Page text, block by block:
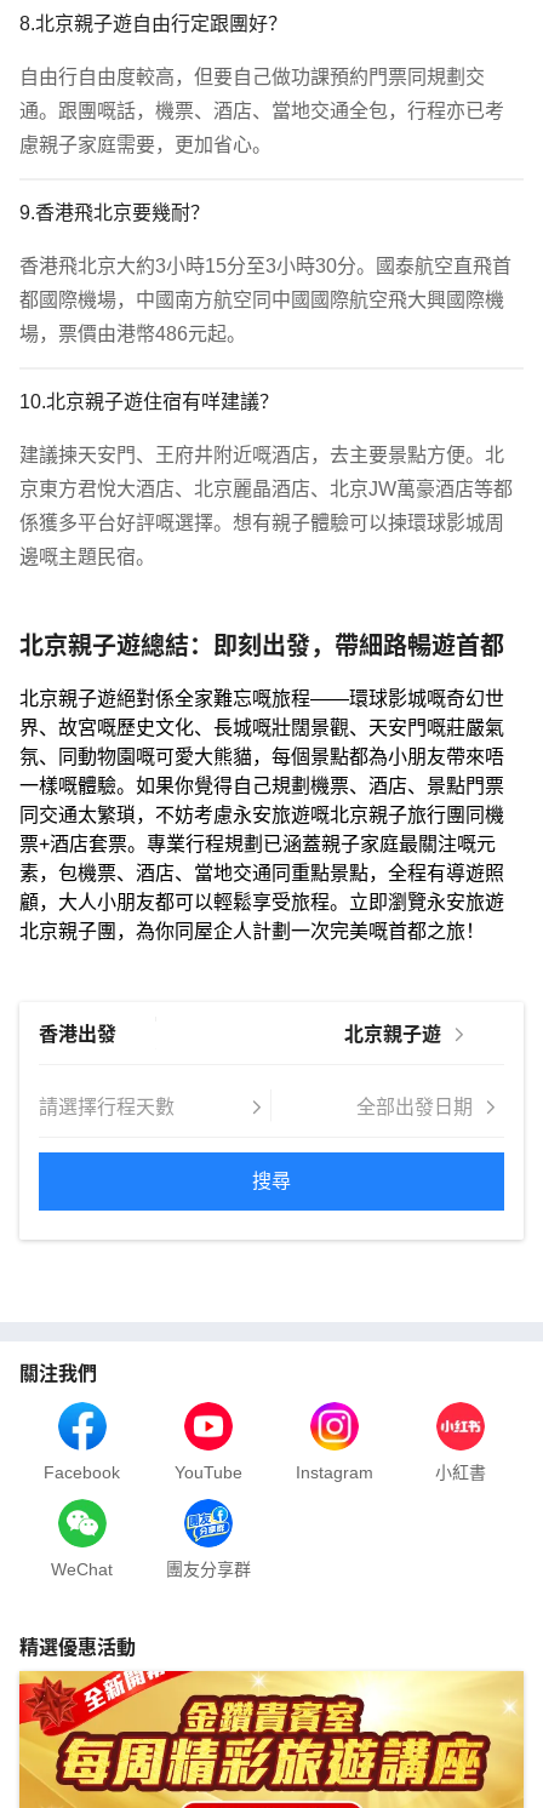
8.北京親子遊自由行定跟團好？
自由行自由度較高，但要自己做功課預約門票同規劃交
通。跟團嘅話，機票、酒店、當地交通全包，行程亦已考
慮親子家庭需要，更加省心。
9.香港飛北京要幾耐？
香港飛北京大約3小時15分至3小時30分。國泰航空直飛首
都國際機場，中國南方航空同中國國際航空飛大興國際機
場，票價由港幣486元起。
10.北京親子遊住宿有咩建議？
建議揀天安門、王府井附近嘅酒店，去主要景點方便。北
京東方君悅大酒店、北京麗晶酒店、北京JW萬豪酒店等都
係獲多平台好評嘅選擇。想有親子體驗可以揀環球影城周
邊嘅主題民宿。
北京親子遊總結：即刻出發，帶細路暢遊首都
北京親子遊絕對係全家難忘嘅旅程——環球影城嘅奇幻世
界、故宮嘅歷史文化、長城嘅壯闊景觀、天安門嘅莊嚴氣
氛、同動物園嘅可愛大熊貓，每個景點都為小朋友帶來唔
一樣嘅體驗。如果你覺得自己規劃機票、酒店、景點門票
同交通太繁瑣，不妨考慮永安旅遊嘅北京親子旅行團同機
票+酒店套票。專業行程規劃已涵蓋親子家庭最關注嘅元
素，包機票、酒店、當地交通同重點景點，全程有導遊照
顧，大人小朋友都可以輕鬆享受旅程。立即瀏覽永安旅遊
北京親子團，為你同屋企人計劃一次完美嘅首都之旅！
搜尋
關注我們
Facebook YouTube Instagram 小紅書
WeChat 團友分享群
精選優惠活動